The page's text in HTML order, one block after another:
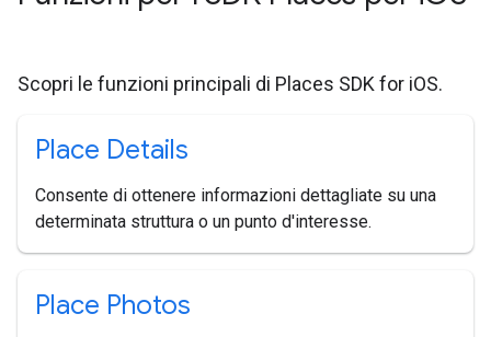
Scopri le funzioni principali di Places SDK for iOS.
Place Details
Consente di ottenere informazioni dettagliate su una
determinata struttura o un punto d'interesse.
Place Photos